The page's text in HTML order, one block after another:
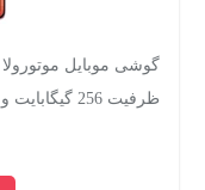
ظرفیت 256 گیگابایت و رم 12 گیگابایت